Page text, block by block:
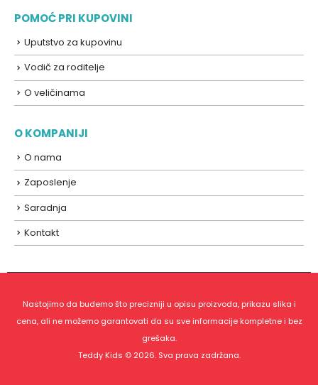
POMOĆ PRI KUPOVINI
Uputstvo za kupovinu
Vodič za roditelje
O veličinama
O KOMPANIJI
O nama
Zaposlenje
Saradnja
Kontakt
Nastojimo da budemo što precizniji u opisu proizvoda, prikazu slika i
cena, ali ne možemo garantovati da su sve informacije kompletne i bez
grešaka.
Teddy Kids © 2026. Sva prava zadržana.